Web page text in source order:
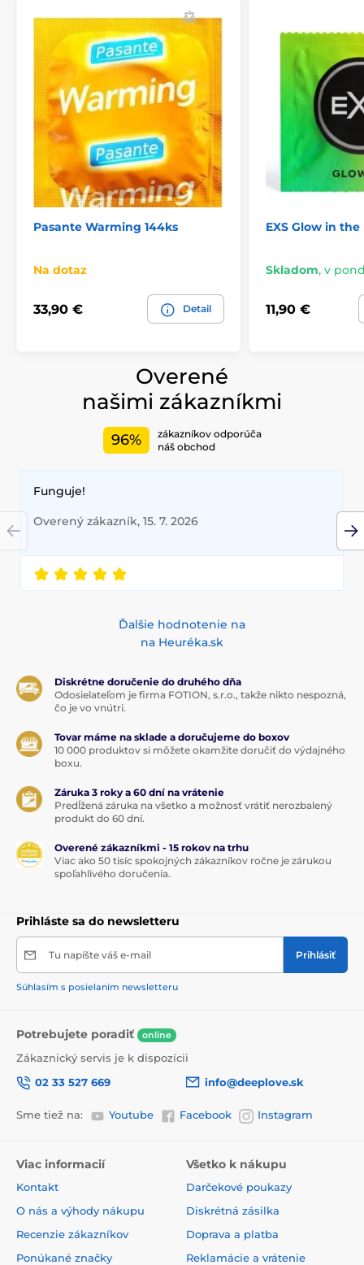
Pasante Warming 144ks
Na dotaz
33,90 € Detail
EXS Glow in
Skladom, v
11,90 €
Overené
našimi zákazníkmi
96%
zákazníkov odporúča
náš obchod
Funguje!
Overený zákazník, 15. 7. 2026
Ďalšie hodnotenie na
na Heuréka.sk
Diskrétne doručenie do druhého dňa
Odosielateľom je firma FOTION, s.r.o., takže nikto nespozná,
čo je vo vnútri.
Tovar máme na sklade a doručujeme do boxov
10 000 produktov si môžete okamžite doručiť do výdajného
boxu.
Záruka 3 roky a 60 dní na vrátenie
Predĺžená záruka na všetko a možnosť vrátiť nerozbalený
produkt do 60 dní.
Overené zákazníkmi - 15 rokov na trhu
Viac ako 50 tisíc spokojných zákazníkov ročne je zárukou
spoľahlivého doručenia.
Prihláste sa do newsletteru
Tu napíšte váš e-mail Prihlásiť
Súhlasím s posielaním newsletteru
Potrebujete poradiť online
Zákaznický servis je k dispozícii
02 33 527 669
info@deeplove.sk
Sme tiež na: Youtube Facebook Instagram
Viac informacií
Kontakt
O nás a výhody nákupu
Recenzie zákazníkov
Ponúkané značky
Všetko k nákupu
Darčekové poukazy
Diskrétná zásilka
Doprava a platba
Reklamácie a vrátenie